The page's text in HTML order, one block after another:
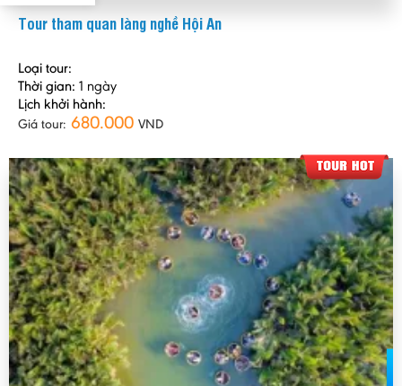
Tour tham quan làng nghề Hội An
Loại tour:
Thời gian: 1 ngày
Lịch khởi hành:
Giá tour: 680.000 VND